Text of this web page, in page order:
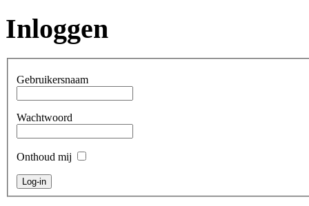
Inloggen
Gebruikersnaam
Wachtwoord
Onthoud mij